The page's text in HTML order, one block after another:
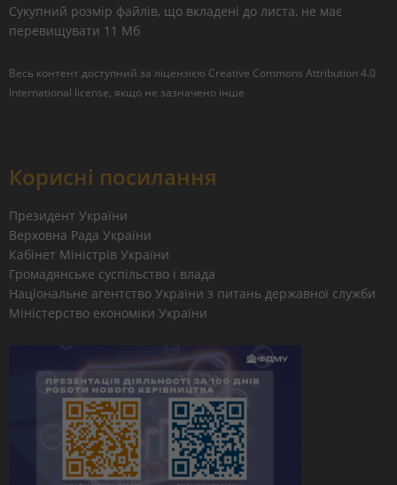
Сукупний розмір файлів, що вкладені до листа, не має
перевищувати 11 Мб
Весь контент доступний за ліцензією Creative Commons Attribution 4.0
International license, якщо не зазначено інше
Корисні посилання
Президент України
Верховна Рада України
Кабінет Міністрів України
Громадянське суспільство і влада
Національне агентство України з питань державної служби
Міністерство економіки України